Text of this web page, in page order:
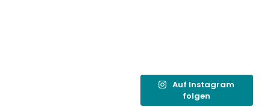
Auf Instagram
folgen